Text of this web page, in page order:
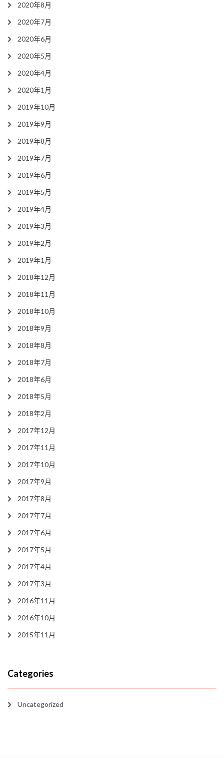
2020年8月
2020年7月
2020年6月
2020年5月
2020年4月
2020年1月
2019年10月
2019年9月
2019年8月
2019年7月
2019年6月
2019年5月
2019年4月
2019年3月
2019年2月
2019年1月
2018年12月
2018年11月
2018年10月
2018年9月
2018年8月
2018年7月
2018年6月
2018年5月
2018年2月
2017年12月
2017年11月
2017年10月
2017年9月
2017年8月
2017年7月
2017年6月
2017年5月
2017年4月
2017年3月
2016年11月
2016年10月
2015年11月
Categories
Uncategorized